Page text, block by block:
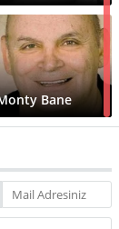
Bane
Kramer